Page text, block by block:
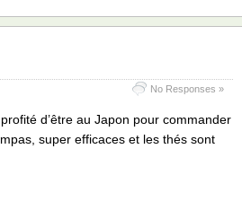
No Responses »
d’être au Japon pour commander
super efficaces et les thés sont